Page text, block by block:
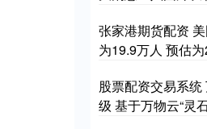
张家港期货配资
为19.9万人 预估
股票配资交易系统
级 基于万物云“灵